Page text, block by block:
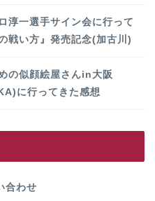
淳一選手サイン会に行って
戦い方』発売記念(加古川)
の似顔絵屋さんin大阪
に行ってきた感想
合わせ